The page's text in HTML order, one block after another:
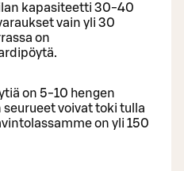
kapasiteetti 30-40
vain yli 30
on
on 5-10 hengen
seurueet voivat toki tulla
on yli 150